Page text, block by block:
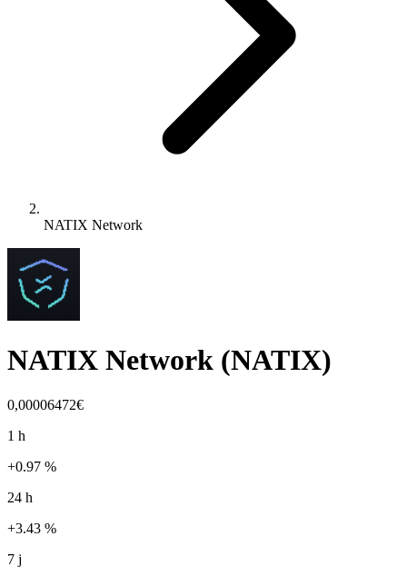
NATIX Network
NATIX Network (NATIX)
0,00006472€
1 h
+0.97 %
24 h
+3.43 %
7 j